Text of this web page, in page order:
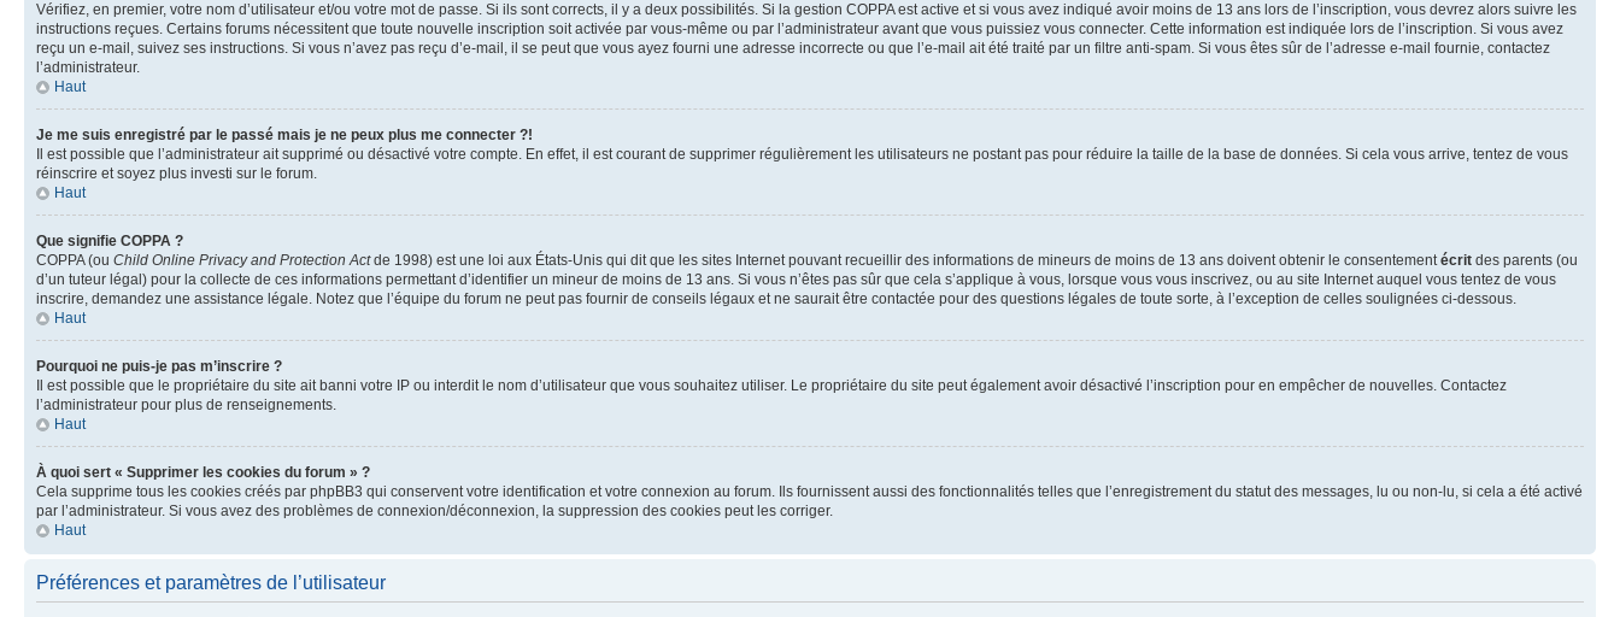
Vérifiez, en premier, votre nom d’utilisateur et/ou votre mot de passe. Si ils sont corrects, il y a deux possibilités. Si la gestion COPPA est active et si vous avez indiqué avoir moins de 13 ans lors de l’inscription, vous devrez alors suivre les
instructions reçues. Certains forums nécessitent que toute nouvelle inscription soit activée par vous-même ou par l’administrateur avant que vous puissiez vous connecter. Cette information est indiquée lors de l’inscription. Si vous avez
reçu un e-mail, suivez ses instructions. Si vous n’avez pas reçu d’e-mail, il se peut que vous ayez fourni une adresse incorrecte ou que l’e-mail ait été traité par un filtre anti-spam. Si vous êtes sûr de l’adresse e-mail fournie, contactez
l’administrateur.
Haut
Je me suis enregistré par le passé mais je ne peux plus me connecter ?!
Il est possible que l’administrateur ait supprimé ou désactivé votre compte. En effet, il est courant de supprimer régulièrement les utilisateurs ne postant pas pour réduire la taille de la base de données. Si cela vous arrive, tentez de vous
réinscrire et soyez plus investi sur le forum.
Haut
Que signifie COPPA ?
COPPA (ou Child Online Privacy and Protection Actde 1998) est une loi aux États-Unis qui dit que les sites Internet pouvant recueillir des informations de mineurs de moins de 13 ans doivent obtenir le consentementécrit des parents (ou
d’un tuteur légal) pour la collecte de ces informations permettant d’identifier un mineur de moins de 13 ans. Si vous n’êtes pas sûr que cela s’applique à vous, lorsque vous vous inscrivez, ou au site Internet auquel vous tentez de vous
inscrire, demandez une assistance légale. Notez que l’équipe du forum ne peut pas fournir de conseils légaux et ne saurait être contactée pour des questions légales de toute sorte, à l’exception de celles soulignées ci-dessous.
Haut
Pourquoi ne puis-je pas m’inscrire ?
Il est possible que le propriétaire du site ait banni votre IP ou interdit le nom d’utilisateur que vous souhaitez utiliser. Le propriétaire du site peut également avoir désactivé l’inscription pour en empêcher de nouvelles. Contactez
l’administrateur pour plus de renseignements.
Haut
À quoi sert « Supprimer les cookies du forum » ?
Cela supprime tous les cookies créés par phpBB3 qui conservent votre identification et votre connexion au forum. Ils fournissent aussi des fonctionnalités telles que l’enregistrement du statut des messages, lu ou non-lu, si cela a été activé
par l’administrateur. Si vous avez des problèmes de connexion/déconnexion, la suppression des cookies peut les corriger.
Haut
Préférences et paramètres de l’utilisateur